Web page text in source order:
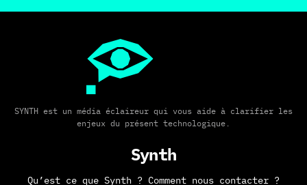
SYNTH est un média éclaireur qui vous aide à clarifier les
enjeux du présent technologique.
Synth
Qu’est ce que Synth ? Comment nous contacter ?